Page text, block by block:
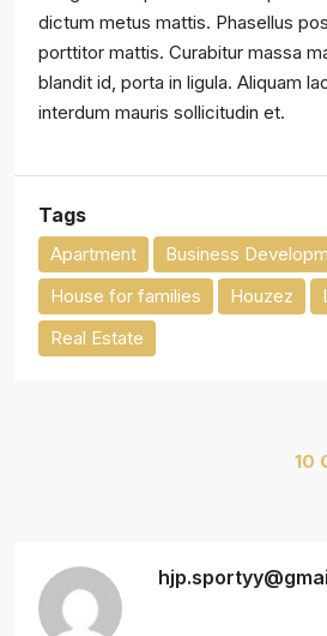
dictum metus mattis. Phasellus
porttitor mattis. Curabitur massa
blandit id, porta in ligula. Aliquam
interdum mauris sollicitudin et.
Tags
Apartment
Business
House for families
Houzez
Real Estate
10